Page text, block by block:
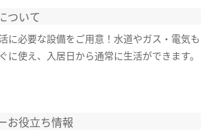
ついて
に必要な設備をご用意！水道やガス・電気も
に使え、入居日から通常に生活ができます。
お役立ち情報